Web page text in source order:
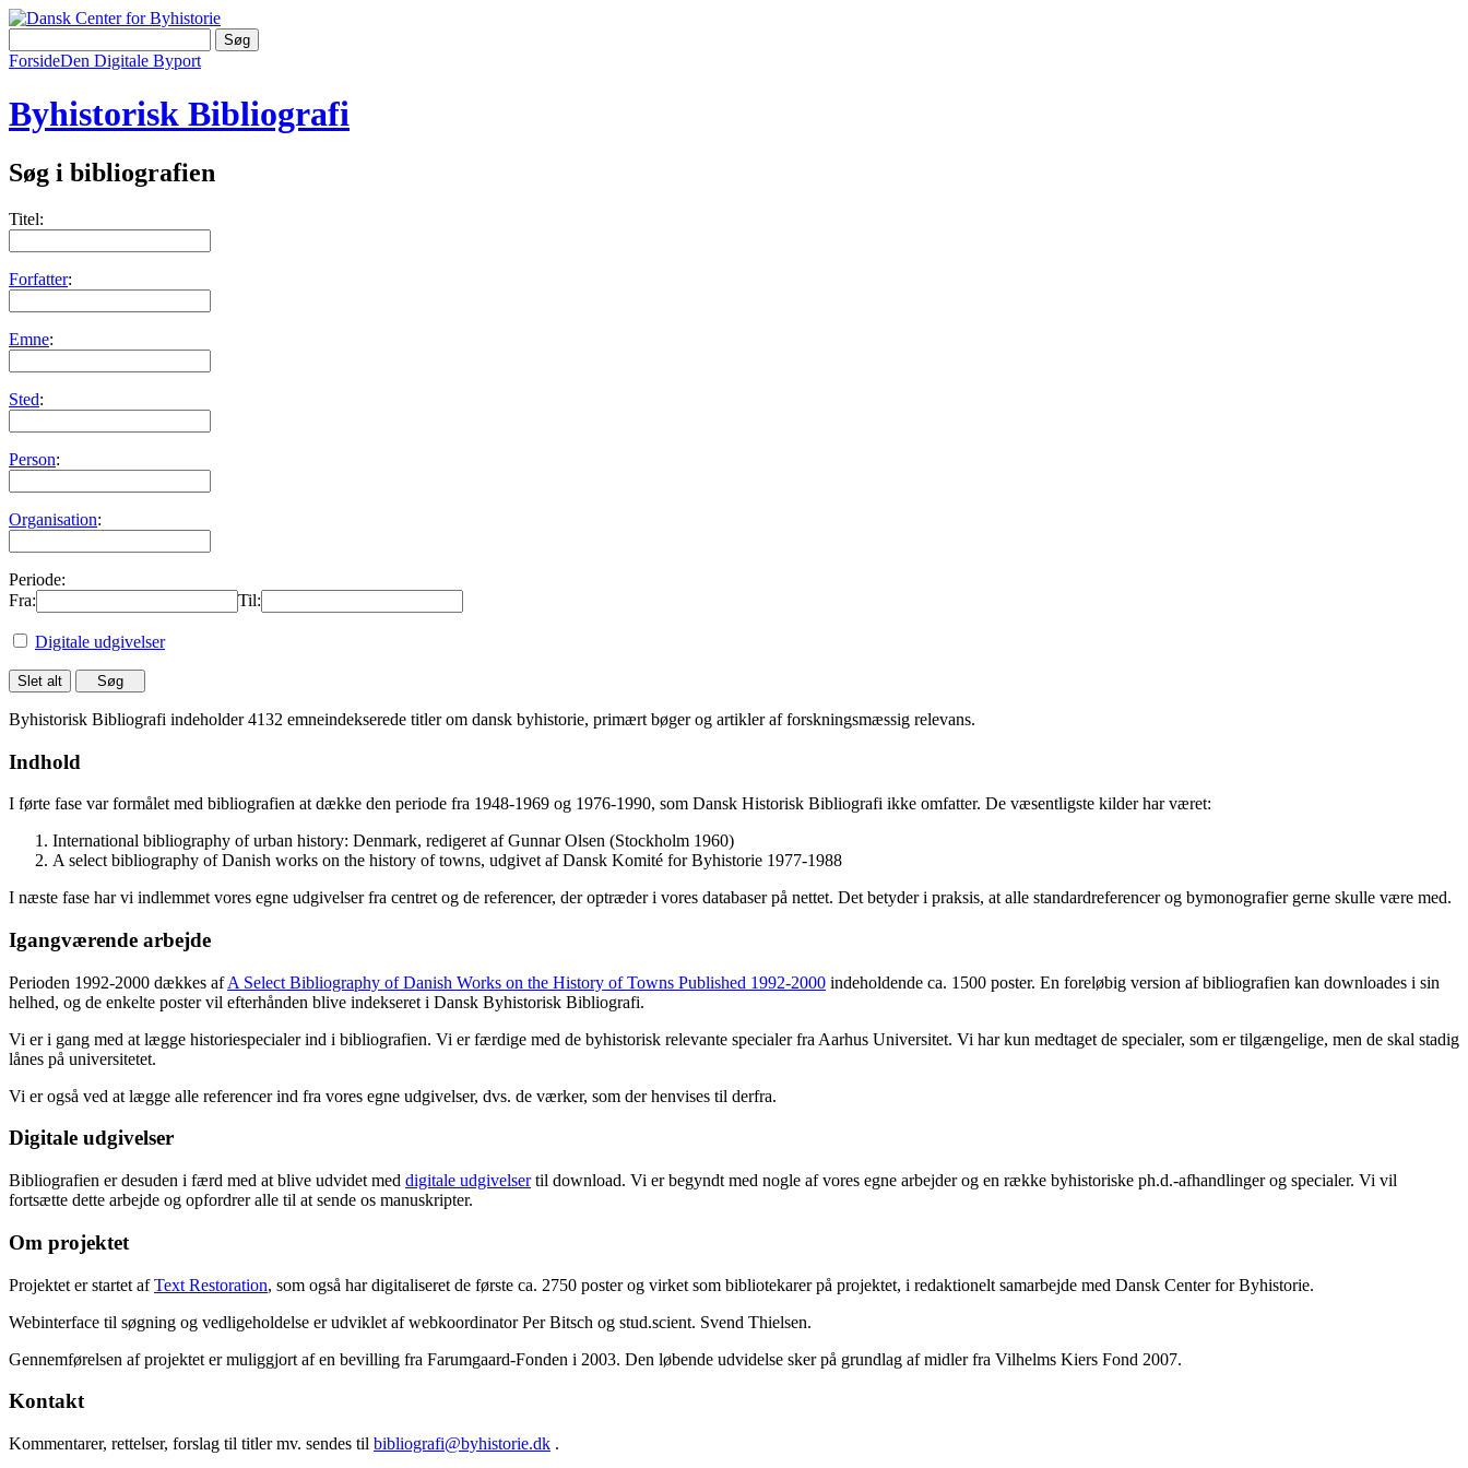
ForsideDen Digitale Byport
Byhistorisk Bibliografi
Søg i bibliografien
Titel:
Forfatter:
Emne:
Sted:
Person:
Organisation:
Periode:
Fra:
Til:
Digitale udgivelser
Byhistorisk Bibliografi indeholder 4132 emneindekserede titler om dansk byhistorie, primært bøger og artikler af forskningsmæssig relevans.
Indhold
I førte fase var formålet med bibliografien at dække den periode fra 1948-1969 og 1976-1990, som Dansk Historisk Bibliografi ikke omfatter. De væsentligste kilder har været:
International bibliography of urban history: Denmark, redigeret af Gunnar Olsen (Stockholm 1960)
A select bibliography of Danish works on the history of towns, udgivet af Dansk Komité for Byhistorie 1977-1988
I næste fase har vi indlemmet vores egne udgivelser fra centret og de referencer, der optræder i vores databaser på nettet. Det betyder i praksis, at alle standardreferencer og bymonografier gerne skulle være med.
Igangværende arbejde
Perioden 1992-2000 dækkes afA Select Bibliography of Danish Works on the History of Towns Published 1992-2000 indeholdende ca. 1500 poster. En foreløbig version af bibliografien kan downloades i sin
helhed, og de enkelte poster vil efterhånden blive indekseret i Dansk Byhistorisk Bibliografi.
Vi er i gang med at lægge historiespecialer ind i bibliografien. Vi er færdige med de byhistorisk relevante specialer fra Aarhus Universitet. Vi har kun medtaget de specialer, som er tilgængelige, men de skal stadig
lånes på universitetet.
Vi er også ved at lægge alle referencer ind fra vores egne udgivelser, dvs. de værker, som der henvises til derfra.
Digitale udgivelser
Bibliografien er desuden i færd med at blive udvidet med digitale udgivelsertil download. Vi er begyndt med nogle af vores egne arbejder og en række byhistoriske ph.d.-afhandlinger og specialer. Vi vil
fortsætte dette arbejde og opfordrer alle til at sende os manuskripter.
Om projektet
Projektet er startet afText Restoration, som også har digitaliseret de første ca. 2750 poster og virket som bibliotekarer på projektet, i redaktionelt samarbejde med Dansk Center for Byhistorie.
Webinterface til søgning og vedligeholdelse er udviklet af webkoordinator Per Bitsch og stud.scient. Svend Thielsen.
Gennemførelsen af projektet er muliggjort af en bevilling fra Farumgaard-Fonden i 2003. Den løbende udvidelse sker på grundlag af midler fra Vilhelms Kiers Fond 2007.
Kontakt
Kommentarer, rettelser, forslag til titler mv. sendes til bibliografi@byhistorie.dk .